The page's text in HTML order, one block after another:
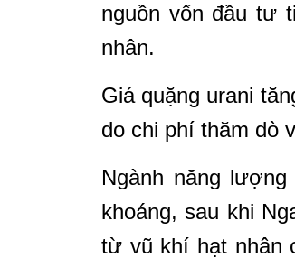
nguồn vốn đầu tư
nhân.
Giá quặng urani
do chi phí thăm dò
Ngành năng
khoáng, sau khi
từ vũ khí hạt nhân